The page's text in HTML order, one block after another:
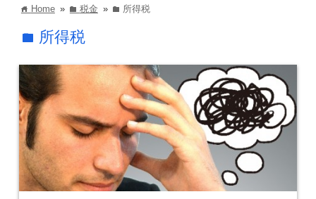
home Home » folder 税金 » folder 所得税
folder 所得税